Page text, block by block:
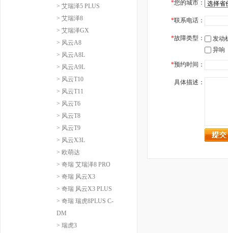
*您的城市：
*联系电话：
*故障类型：
发动
异响
*预约时间：
具体描述：
> 艾瑞泽5 PLUS
> 艾瑞泽8
> 艾瑞泽GX
> 风云A8
> 风云A8L
> 风云A9L
> 风云T10
> 风云T11
> 风云T6
> 风云T8
> 风云T9
> 风云X3L
> 欧萌达
> 奇瑞 艾瑞泽8 PRO
> 奇瑞 风云X3
> 奇瑞 风云X3 PLUS
> 奇瑞 瑞虎8PLUS C-
DM
> 瑞虎3